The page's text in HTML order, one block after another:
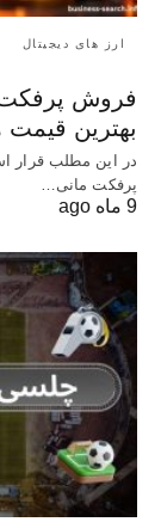
ارز های دیجیتال
فروش پرفکت
بهترین قیمت
در این مطلب قرار
پرفکت مانی…
9 ماه ago